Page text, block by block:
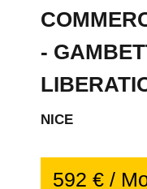
-
NICE
592 € /